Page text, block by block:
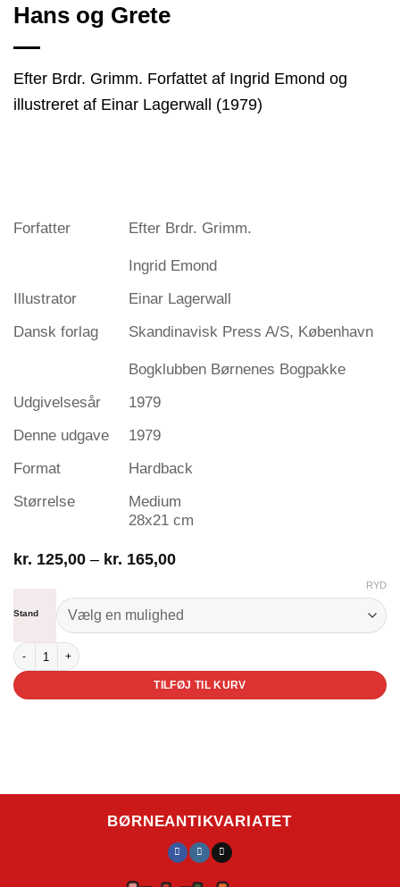
Hans og Grete
Efter Brdr. Grimm. Forfattet af Ingrid Emond og
illustreret af Einar Lagerwall (1979)
Forfatter Efter Brdr. Grimm.
Ingrid Emond
Illustrator
Einar Lagerwall
Dansk forlag
Skandinavisk Press A/S, København
Bogklubben Børnenes Bogpakke
Udgivelsesår
1979
Denne udgave
1979
Format
Hardback
Størrelse
Medium
28x21 cm
kr. 125,00 – kr. 165,00Prisinterval:
kr. 165,00
Stand
RYD
Hans og Grete antal
TILFØJ TIL KURV
BØRNEANTIKVARIATET